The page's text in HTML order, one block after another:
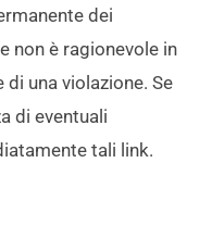
dei
non è ragionevole in
una violazione. Se
di eventuali
tali link.